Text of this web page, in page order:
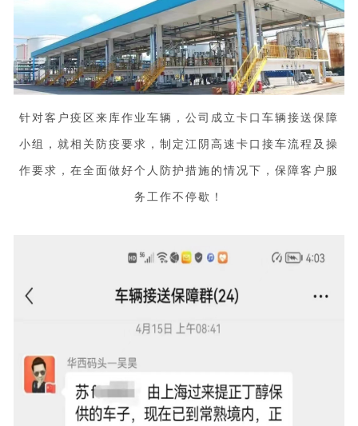
针对客户疫区来库作业车辆，公司成立卡口车辆接送保障
小组，就相关防疫要求，制定江阴高速卡口接车流程及操
作要求，在全面做好个人防护措施的情况下，保障客户服
务工作不停歇！